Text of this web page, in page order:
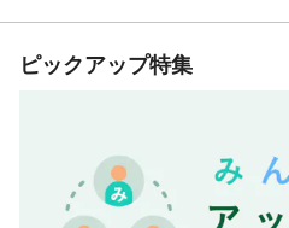
ピックアップ特集